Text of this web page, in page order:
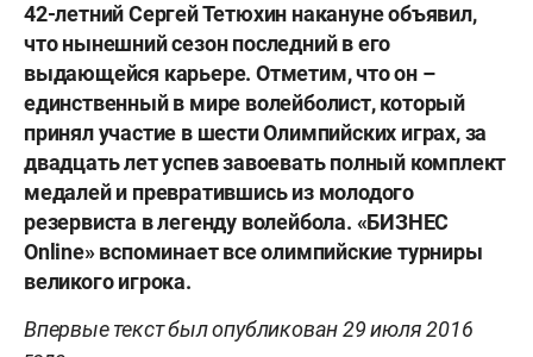
42-летний Сергей Тетюхин накануне объявил,
что нынешний сезонпоследний в его
выдающейся карьере. Отметим, что он –
единственный в мире волейболист, который
принял участие в шестиОлимпийских играх, за
двадцать лет успев завоевать полный комплект
медалей и превратившись из молодого
резервиста в легенду волейбола. «БИЗНЕС
Online» вспоминает все олимпийские турниры
великого игрока.
Впервые текст был опубликован 29 июля 2016